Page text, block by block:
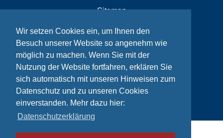
Wir setzen Cookies ein, um Ihnen den
Besuch unserer Website so angenehm wie
möglich zu machen. Wenn Sie mit der
Nutzung der Website fortfahren, erklären Sie
sich automatisch mit unseren Hinweisen zum
Datenschutz und zu unseren Cookies
einverstanden. Mehr dazu hier:
Datenschutzerklärung
Sitemap
Kontakt
Impressum
© Bikeaid 2026